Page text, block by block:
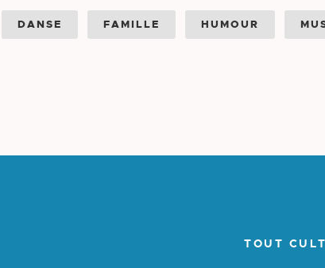
DANSE FAMILLE HUMOUR
TOUT